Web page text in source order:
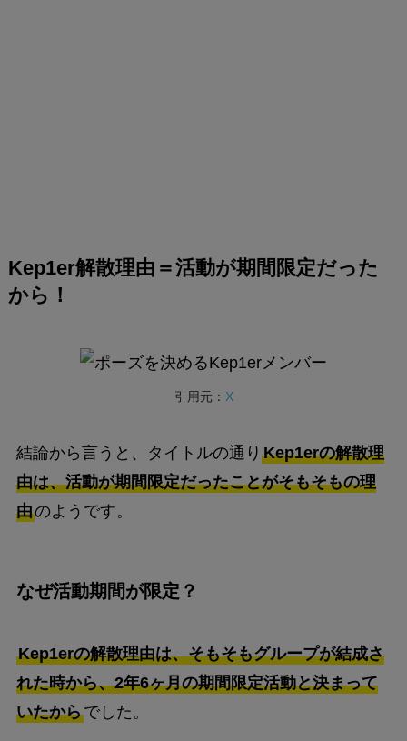
Kep1er解散理由＝活動が期間限定だった
から！
引用元： X
結論から言うと、タイトルの通り Kep1erの解散理
由は、活動が期間限定だったことがそもそもの理
由のようです。
なぜ活動期間が限定？
Kep1erの解散理由は、そもそもグループが結成さ
れた時から、2年6ヶ月の期間限定活動と決まって
いたからでした。